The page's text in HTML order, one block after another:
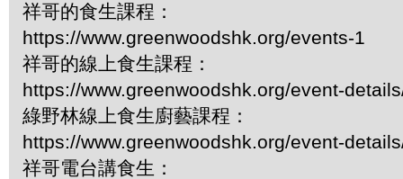
祥哥的食生課程：
https://www.greenwoodshk.org/events-1
祥哥的線上食生課程：
https://www.greenwoodshk.org/event-
綠野林線上食生廚藝課程：
https://www.greenwoodshk.org/event-
祥哥電台講食生：